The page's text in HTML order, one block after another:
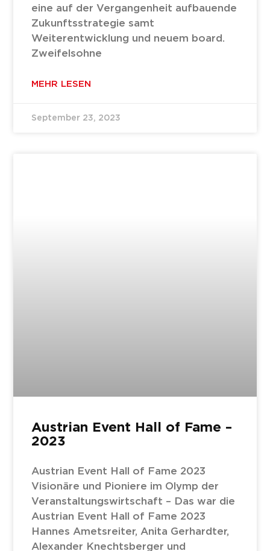
eine auf der Vergangenheit aufbauende
Zukunftsstrategie samt
Weiterentwicklung und neuem board.
Zweifelsohne
MEHR LESEN
September 23, 2023
Austrian Event Hall of Fame –
2023
Austrian Event Hall of Fame 2023
Visionäre und Pioniere im Olymp der
Veranstaltungswirtschaft – Das war die
Austrian Event Hall of Fame 2023
Hannes Ametsreiter, Anita Gerhardter,
Alexander Knechtsberger und